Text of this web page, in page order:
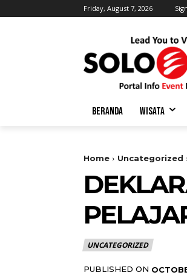
Friday, August 7, 2026
BERANDA WISATA
Home Uncategorized
UNCATEGORIZED
PUBLISHED ON